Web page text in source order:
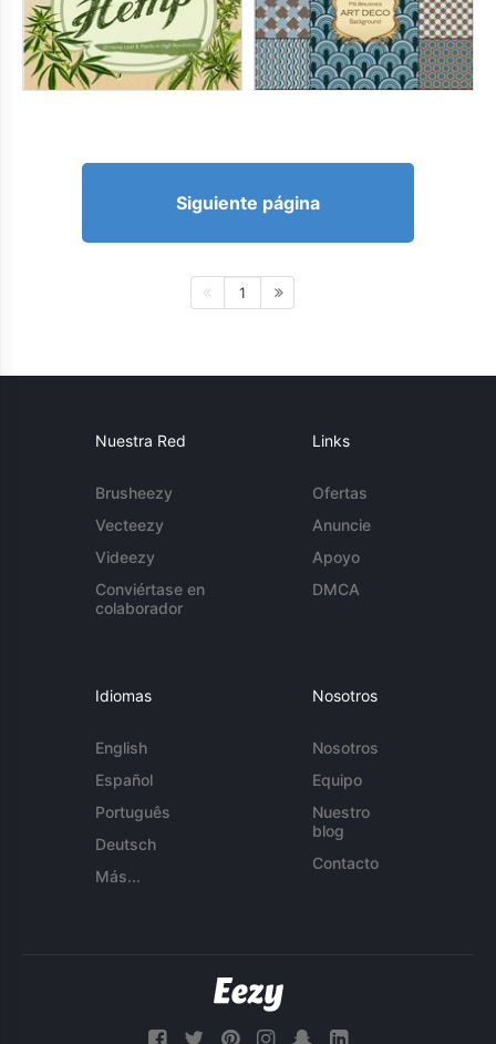
Siguiente página
1
Nuestra Red
Brusheezy
Vecteezy
Videezy
Conviértase en
colaborador
Links
Ofertas
Anuncie
Apoyo
DMCA
Idiomas
English
Español
Português
Deutsch
Más...
Nosotros
Nosotros
Equipo
Nuestro
blog
Contacto